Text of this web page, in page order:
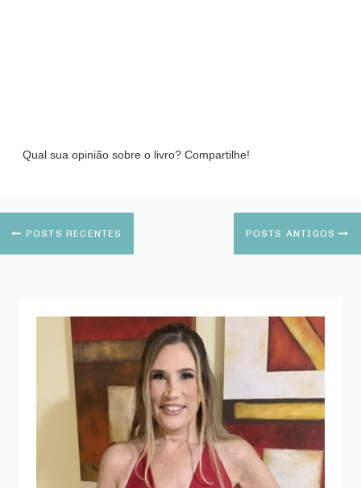
Qual sua opinião sobre o livro? Compartilhe!
POSTS RECENTES POSTS ANTIGOS